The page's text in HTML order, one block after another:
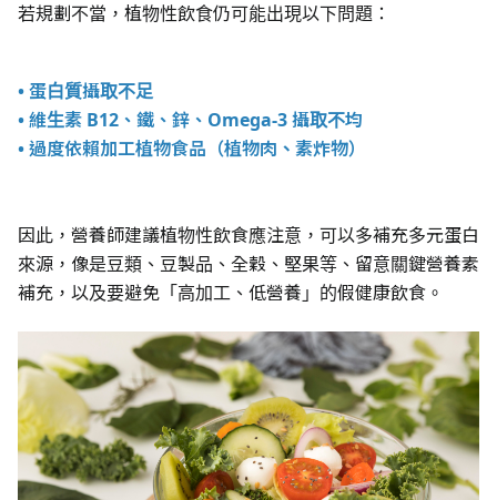
若規劃不當，植物性飲食仍可能出現以下問題：
• 蛋白質攝取不足
• 維生素 B12、鐵、鋅、Omega-3 攝取不均
• 過度依賴加工植物食品（植物肉、素炸物）
因此，營養師建議植物性飲食應注意，可以多補充多元蛋白
來源，像是豆類、豆製品、全穀、堅果等、留意關鍵營養素
補充，以及要避免「高加工、低營養」的假健康飲食。